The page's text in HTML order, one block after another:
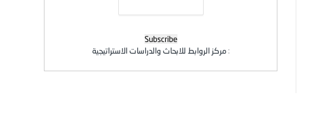
:مركز الروابط للابحاث والدراسات الاستراتيجية